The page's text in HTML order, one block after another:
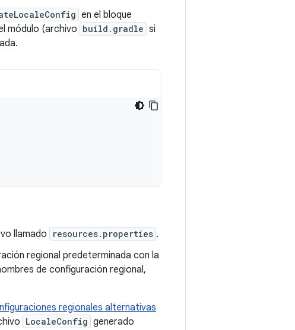
en el bloque
módulo (archivo build.gradle si
llamado resources.properties .
regional predeterminada con la
de configuración regional,
regionales alternativas
LocaleConfig generado